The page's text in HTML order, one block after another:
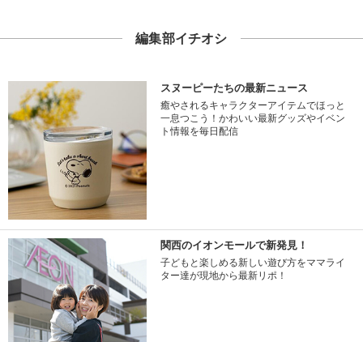
編集部イチオシ
スヌーピーたちの最新ニュース
癒やされるキャラクターアイテムでほっと
一息つこう！かわいい最新グッズやイベン
ト情報を毎日配信
関西のイオンモールで新発見！
子どもと楽しめる新しい遊び方をママライ
ター達が現地から最新リポ！